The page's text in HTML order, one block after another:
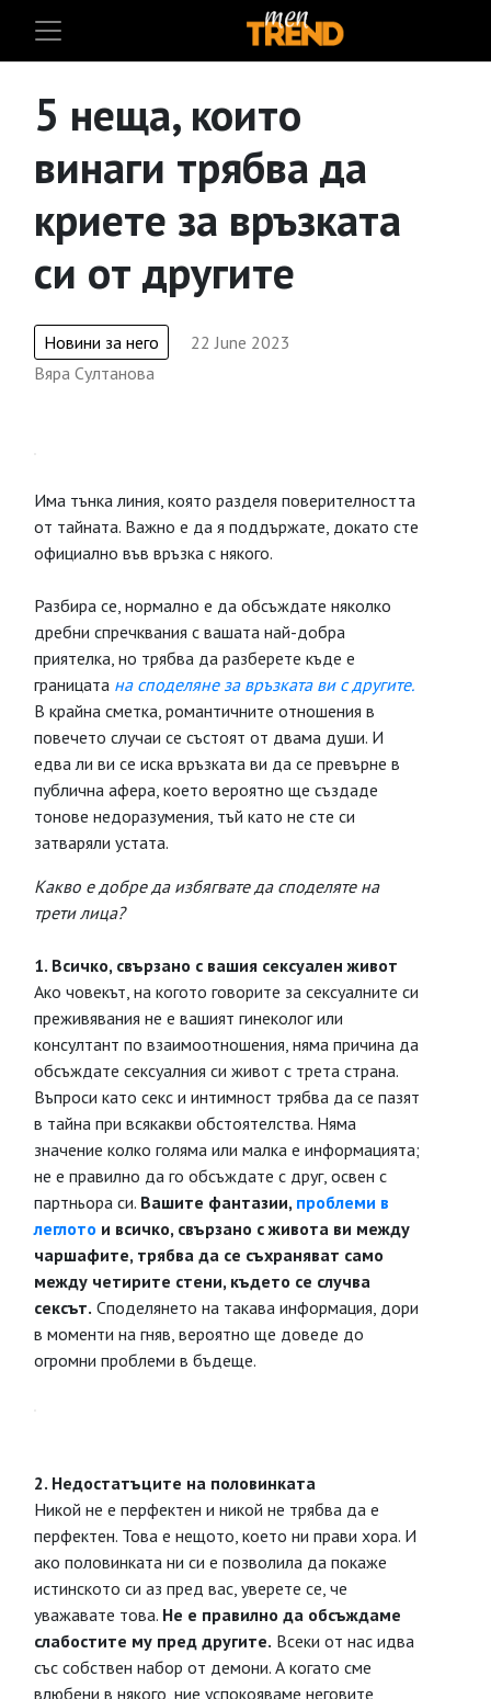
5 неща, които
винаги трябва да
криете за връзката
си от другите
Новини за него
22 June 2023
Вяра Султанова
Има тънка линия, която разделя поверителността
от тайната. Важно е да я поддържате, докато сте
официално във връзка с някого.
Разбира се, нормално е да обсъждате няколко
дребни спречквания с вашата най-добра
приятелка, но трябва да разберете къде е
границата на споделяне за връзката ви с другите.
В крайна сметка, романтичните отношения в
повечето случаи се състоят от двама души. И
едва ли ви се иска връзката ви да се превърне в
публична афера, което вероятно ще създаде
тонове недоразумения, тъй като не сте си
затваряли устата.
Какво е добре да избягвате да споделяте на
трети лица?
1. Всичко, свързано с вашия сексуален живот
Ако човекът, на когото говорите за сексуалните си
преживявания не е вашият гинеколог или
консултант по взаимоотношения, няма причина да
обсъждате сексуалния си живот с трета страна.
Въпроси като секс и интимност трябва да се пазят
в тайна при всякакви обстоятелства. Няма
значение колко голяма или малка е информацията;
не е правилно да го обсъждате с друг, освен с
партньора си. Вашите фантазии, проблеми в
леглото и всичко, свързано с живота ви между
чаршафите, трябва да се съхраняват само
между четирите стени, където се случва
сексът. Споделянето на такава информация, дори
в моменти на гняв, вероятно ще доведе до
огромни проблеми в бъдеще.
2. Недостатъците на половинката
Никой не е перфектен и никой не трябва да е
перфектен. Това е нещото, което ни прави хора. И
ако половинката ни си е позволила да покаже
истинското си аз пред вас, уверете се, че
уважавате това. Не е правилно да обсъждаме
слабостите му пред другите. Всеки от нас идва
със собствен набор от демони. А когато сме
влюбени в някого, ние успокояваме неговите